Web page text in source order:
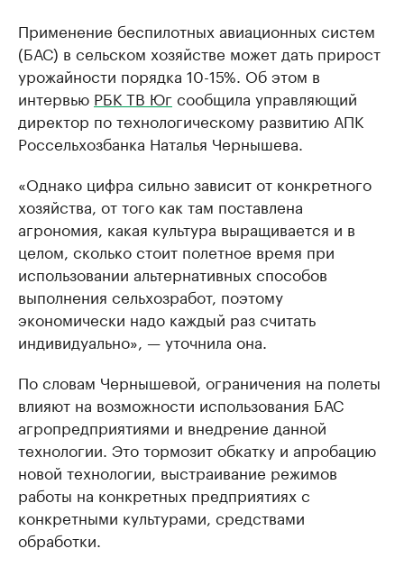
Применение беспилотных авиационных систем
(БАС) в сельском хозяйстве может дать прирост
урожайности порядка 10-15%. Об этом в
интервью РБК ТВ Юг сообщила управляющий
директор по технологическому развитию АПК
Россельхозбанка Наталья Чернышева.
«Однако цифра сильно зависит от конкретного
хозяйства, от того как там поставлена
агрономия, какая культура выращивается и в
целом, сколько стоит полетное время при
использовании альтернативных способов
выполнения сельхозработ, поэтому
экономически надо каждый раз считать
индивидуально», — уточнила она.
По словам Чернышевой, ограничения на полеты
влияют на возможности использования БАС
агропредприятиями и внедрение данной
технологии. Это тормозит обкатку и апробацию
новой технологии, выстраивание режимов
работы на конкретных предприятиях с
конкретными культурами, средствами
обработки.